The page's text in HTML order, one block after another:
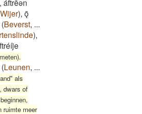
, áftrēǝn
Wijer), ǭ
(Beverst, ...
),
(Leunen, ...
als
dwars of
ruimte meer